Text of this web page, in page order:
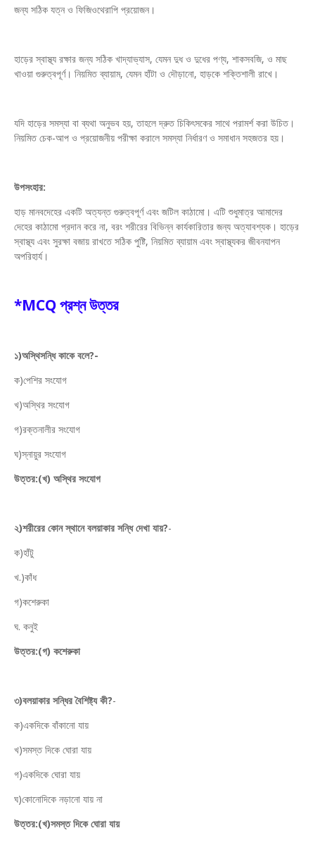
জন্য সঠিক যত্ন ও ফিজিওথেরাপি প্রয়োজন।
হাড়ের স্বাস্থ্য রক্ষার জন্য সঠিক খাদ্যাভ্যাস, যেমন দুধ ও দুধের পণ্য, শাকসবজি, ও মাছ
খাওয়া গুরুত্বপূর্ণ। নিয়মিত ব্যায়াম, যেমন হাঁটা ও দৌড়ানো, হাড়কে শক্তিশালী রাখে।
যদি হাড়ের সমস্যা বা ব্যথা অনুভব হয়, তাহলে দ্রুত চিকিৎসকের সাথে পরামর্শ করা উচিত।
নিয়মিত চেক-আপ ও প্রয়োজনীয় পরীক্ষা করালে সমস্যা নির্ধারণ ও সমাধান সহজতর হয়।
উপসংহার:
হাড় মানবদেহের একটি অত্যন্ত গুরুত্বপূর্ণ এবং জটিল কাঠামো। এটি শুধুমাত্র আমাদের
দেহের কাঠামো প্রদান করে না, বরং শরীরের বিভিন্ন কার্যকারিতার জন্য অত্যাবশ্যক। হাড়ের
স্বাস্থ্য এবং সুরক্ষা বজায় রাখতে সঠিক পুষ্টি, নিয়মিত ব্যায়াম এবং স্বাস্থ্যকর জীবনযাপন
অপরিহার্য।
*MCQ প্রশ্ন উত্তর
১)অস্থিসন্ধি কাকে বলে?-
ক)পেশির সংযোগ
খ)অস্থির সংযোগ
গ)রক্তনালীর সংযোগ
ঘ)স্নায়ুর সংযোগ
উত্তর:(খ) অস্থির সংযোগ
২)শরীরের কোন স্থানে বলয়াকার সন্ধি দেখা যায়?-
ক)হাঁটু
খ.)কাঁধ
গ)কশেরুকা
ঘ. কনুই
উত্তর:(গ) কশেরুকা
৩)বলয়াকার সন্ধির বৈশিষ্ট্য কী?-
ক)একদিকে বাঁকানো যায়
খ)সমস্ত দিকে ঘোরা যায়
গ)একদিকে ঘোরা যায়
ঘ)কোনোদিকে নড়ানো যায় না
উত্তর:(খ)সমস্ত দিকে ঘোরা যায়